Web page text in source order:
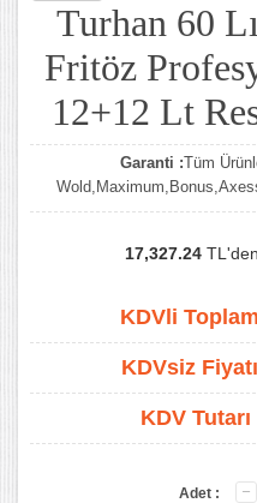
Turhan 60
Fritöz
12+12 Lt
Garanti :Tüm
17,327.24
KDVli
KDVsiz
KDV Tutarı
Adet :